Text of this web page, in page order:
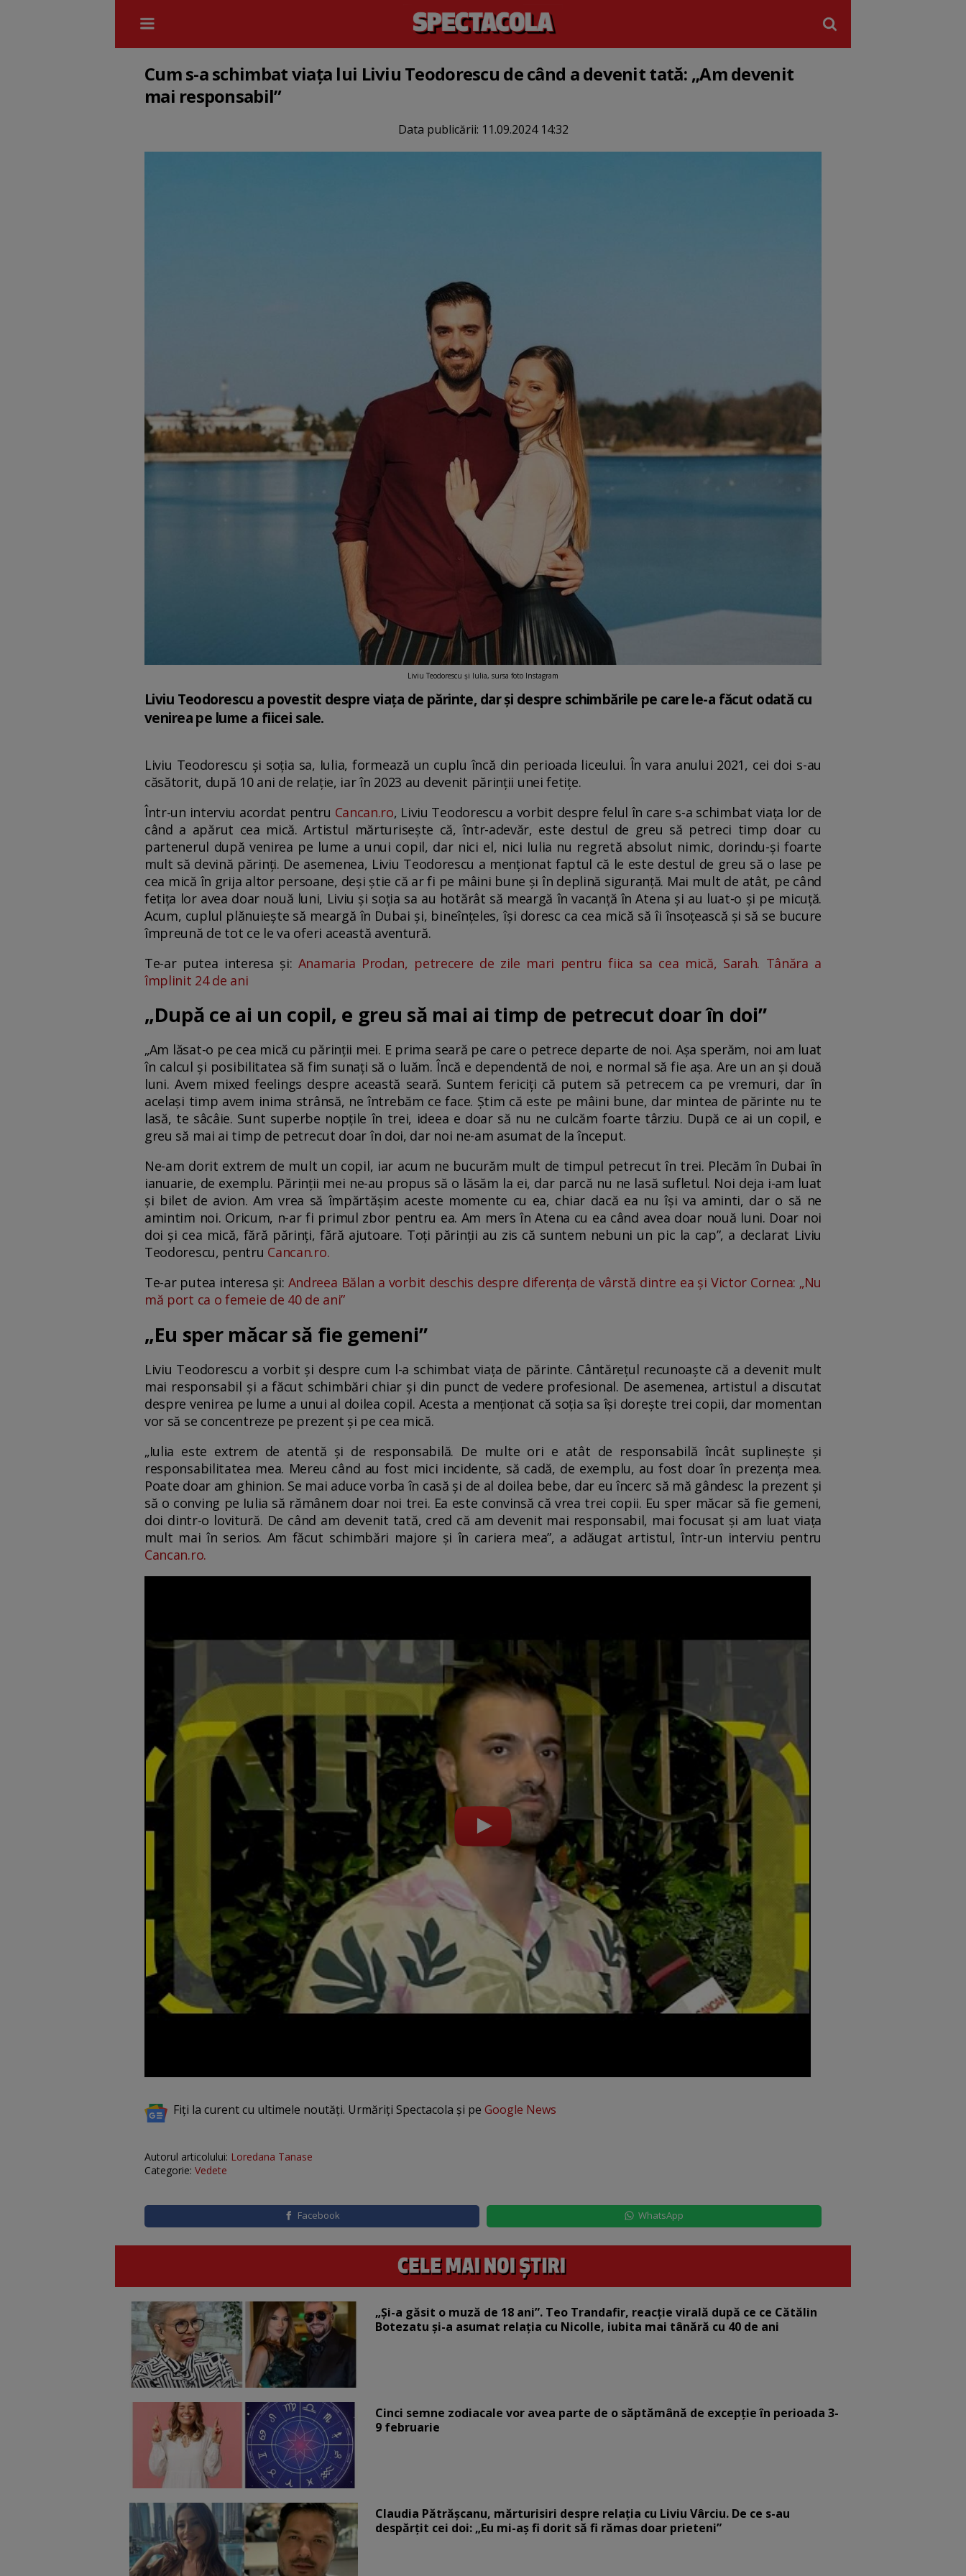
Cum s-a schimbat viața lui Liviu Teodorescu de când a devenit tată: „Am devenit
mai responsabil”
Data publicării: 11.09.2024 14:32
Liviu Teodorescu și Iulia, sursa foto Instagram
Liviu Teodorescu a povestit despre viața de părinte, dar și despre schimbările pe care le-a făcut odată cu
venirea pe lume a fiicei sale.
Liviu Teodorescu și soția sa, Iulia, formează un cuplu încă din perioada liceului. În vara anului 2021, cei doi s-au
căsătorit, după 10 ani de relație, iar în 2023 au devenit părinții unei fetițe.
Într-un interviu acordat pentru Cancan.ro, Liviu Teodorescu a vorbit despre felul în care s-a schimbat viața lor de
când a apărut cea mică. Artistul mărturisește că, într-adevăr, este destul de greu să petreci timp doar cu
partenerul după venirea pe lume a unui copil, dar nici el, nici Iulia nu regretă absolut nimic, dorindu-și foarte
mult să devină părinți. De asemenea, Liviu Teodorescu a menționat faptul că le este destul de greu să o lase pe
cea mică în grija altor persoane, deși știe că ar fi pe mâini bune și în deplină siguranță. Mai mult de atât, pe când
fetița lor avea doar nouă luni, Liviu și soția sa au hotărât să meargă în vacanță în Atena și au luat-o și pe micuță.
Acum, cuplul plănuiește să meargă în Dubai și, bineînțeles, își doresc ca cea mică să îi însoțească și să se bucure
împreună de tot ce le va oferi această aventură.
Te-ar putea interesa și: Anamaria Prodan, petrecere de zile mari pentru fiica sa cea mică, Sarah. Tânăra a
împlinit 24 de ani
„După ce ai un copil, e greu să mai ai timp de petrecut doar în doi”
„Am lăsat-o pe cea mică cu părinții mei. E prima seară pe care o petrece departe de noi. Așa sperăm, noi am luat
în calcul și posibilitatea să fim sunați să o luăm. Încă e dependentă de noi, e normal să fie așa. Are un an și două
luni. Avem mixed feelings despre această seară. Suntem fericiți că putem să petrecem ca pe vremuri, dar în
același timp avem inima strânsă, ne întrebăm ce face. Știm că este pe mâini bune, dar mintea de părinte nu te
lasă, te sâcâie. Sunt superbe nopțile în trei, ideea e doar să nu ne culcăm foarte târziu. După ce ai un copil, e
greu să mai ai timp de petrecut doar în doi, dar noi ne-am asumat de la început.
Ne-am dorit extrem de mult un copil, iar acum ne bucurăm mult de timpul petrecut în trei. Plecăm în Dubai în
ianuarie, de exemplu. Părinții mei ne-au propus să o lăsăm la ei, dar parcă nu ne lasă sufletul. Noi deja i-am luat
și bilet de avion. Am vrea să împărtășim aceste momente cu ea, chiar dacă ea nu își va aminti, dar o să ne
amintim noi. Oricum, n-ar fi primul zbor pentru ea. Am mers în Atena cu ea când avea doar nouă luni. Doar noi
doi și cea mică, fără părinți, fără ajutoare. Toți părinții au zis că suntem nebuni un pic la cap”, a declarat Liviu
Teodorescu, pentru Cancan.ro.
Te-ar putea interesa și: Andreea Bălan a vorbit deschis despre diferența de vârstă dintre ea și Victor Cornea: „Nu
mă port ca o femeie de 40 de ani”
„Eu sper măcar să fie gemeni”
Liviu Teodorescu a vorbit și despre cum l-a schimbat viața de părinte. Cântărețul recunoaște că a devenit mult
mai responsabil și a făcut schimbări chiar și din punct de vedere profesional. De asemenea, artistul a discutat
despre venirea pe lume a unui al doilea copil. Acesta a menționat că soția sa își dorește trei copii, dar momentan
vor să se concentreze pe prezent și pe cea mică.
„Iulia este extrem de atentă și de responsabilă. De multe ori e atât de responsabilă încât suplinește și
responsabilitatea mea. Mereu când au fost mici incidente, să cadă, de exemplu, au fost doar în prezența mea.
Poate doar am ghinion. Se mai aduce vorba în casă și de al doilea bebe, dar eu încerc să mă gândesc la prezent și
să o conving pe Iulia să rămânem doar noi trei. Ea este convinsă că vrea trei copii. Eu sper măcar să fie gemeni,
doi dintr-o lovitură. De când am devenit tată, cred că am devenit mai responsabil, mai focusat și am luat viața
mult mai în serios. Am făcut schimbări majore și în cariera mea”, a adăugat artistul, într-un interviu pentru
Cancan.ro.
Fiți la curent cu ultimele noutăți. Urmăriți Spectacola și pe Google News
Autorul articolului: Loredana Tanase
Categorie: Vedete
Facebook WhatsApp
„Și-a găsit o muză de 18 ani”. Teo Trandafir, reacție virală după ce ce Cătălin
Botezatu și-a asumat relația cu Nicolle, iubita mai tânără cu 40 de ani
Cinci semne zodiacale vor avea parte de o săptămână de excepție în perioada 3-
9 februarie
Claudia Pătrășcanu, mărturisiri despre relația cu Liviu Vârciu. De ce s-au
despărțit cei doi: „Eu mi-aș fi dorit să fi rămas doar prieteni”